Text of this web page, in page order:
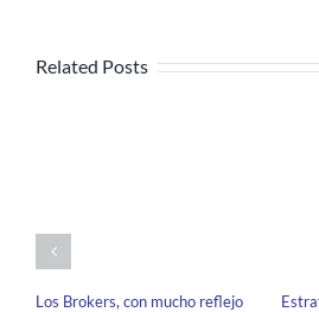
Related Posts
Los Brokers, con mucho reflejo